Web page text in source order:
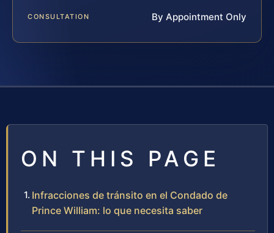
CONSULTATION By Appointment Only
ON THIS PAGE
Infracciones de tránsito en el Condado de
Prince William: lo que necesita saber